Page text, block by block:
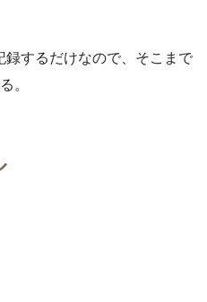
するだけなので、そこまで
。